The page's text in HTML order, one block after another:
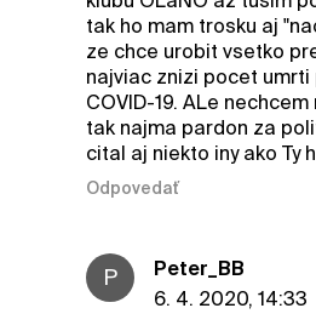
tak ho mam trosku aj
ze chce urobit vsetko
najviac znizi pocet
COVID-19. ALe
tak najma pardon za
cital aj niekto iny ako Ty
Odpovedať
P
Peter_BB
6. 4. 2020, 14:33